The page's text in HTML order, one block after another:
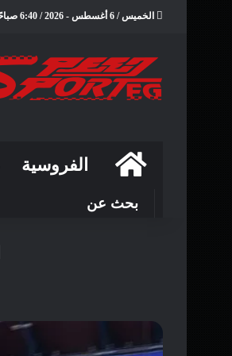
الخميس / 6 أغسطس - 2026 / 6:40 صباحًا
الرئيسيةالفروسية